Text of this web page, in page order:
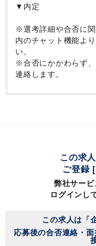
▼内定
※選考詳細や合否に
内のチャット機能よ
い。
※合否にかかわらず
連絡します。
この求
ご登録
弊社サービ
ログインし
この求人は「
応募後の合否連絡・